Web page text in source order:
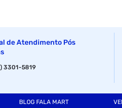
de Atendimento Pós
3301-5819
BLOG FALA MART